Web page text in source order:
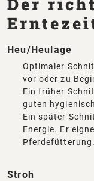
Heu/Heulage
Optimaler
vor oder zu
Ein früher
guten
Ein später
Energie. Er
Pferdefütterung.
Stroh